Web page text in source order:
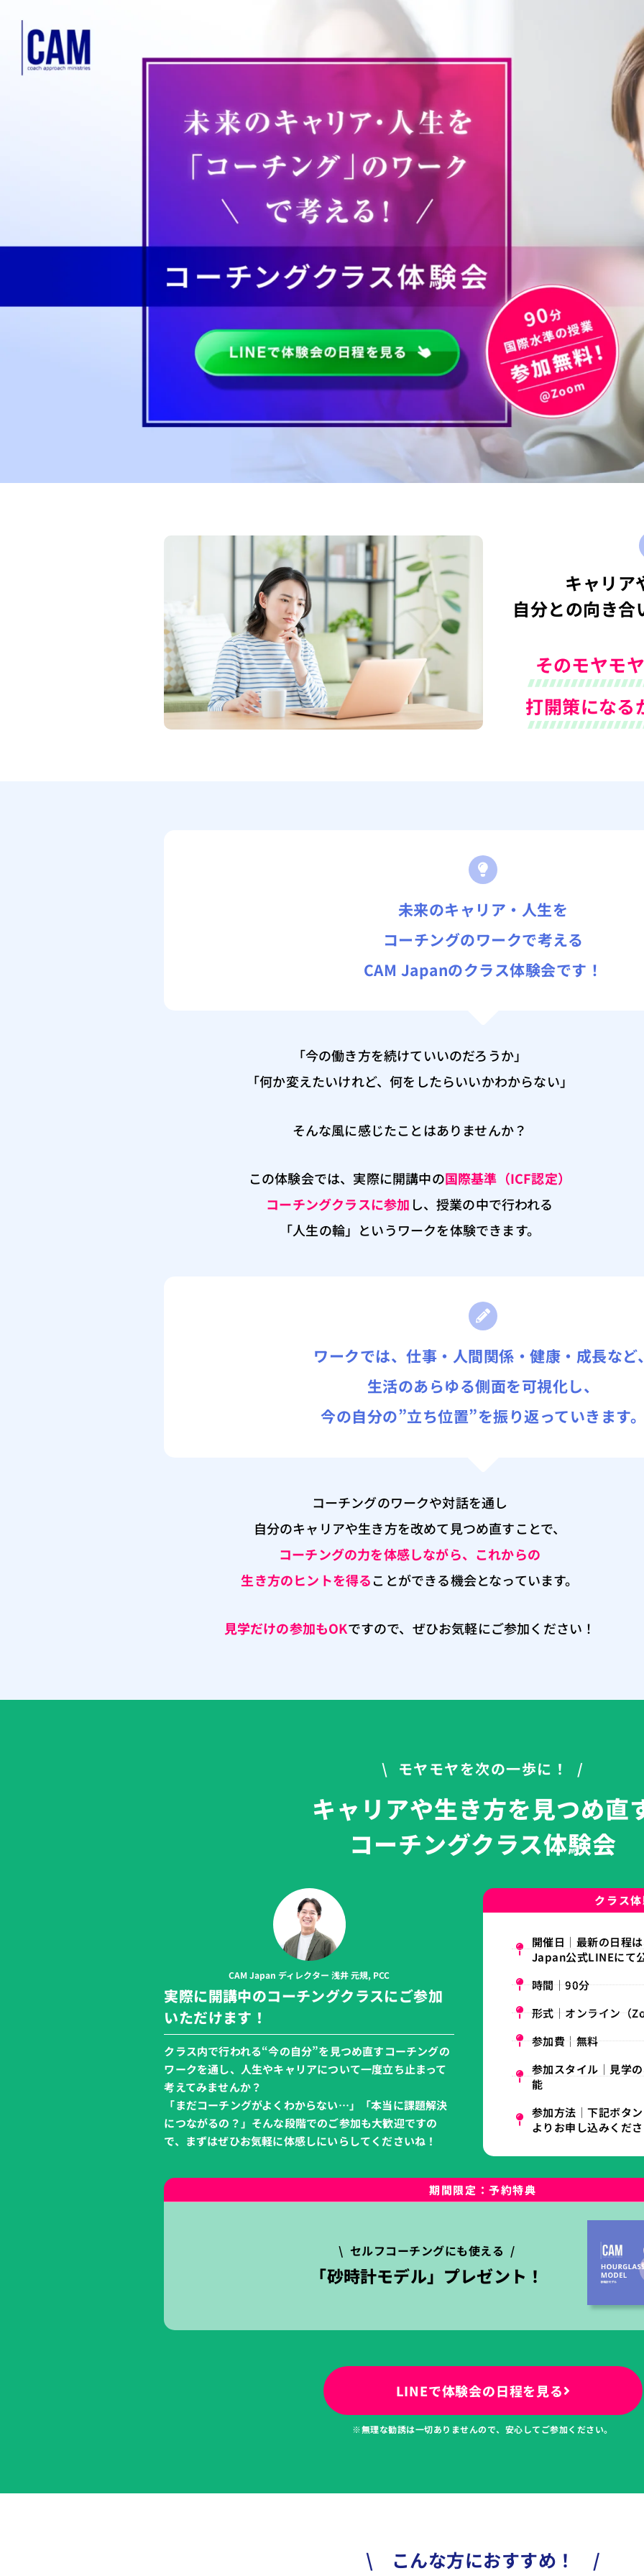
キャリア
自分との向き
そのモヤモ
打開策になる
未来のキャリア・人生を
コーチングのワークで考える
CAM Japanのクラス体験会です！
「今の働き方を続けていいのだろうか」
「何か変えたいけれど、何をしたらいいかわからない」
そんな風に感じたことはありませんか？
この体験会では、実際に開講中の国際基準（ICF認定）
コーチングクラスに参加 し、授業の中で行われる
「人生の輪」というワークを体験できます。
ワークでは、仕事・人間関係・健康・成長など
生活のあらゆる側面を可視化し、
今の自分の”立ち位置”を振り返っていきます
コーチングのワークや対話を通し
自分のキャリアや生き方を改めて見つめ直すことで、
コーチングの力を体感しながら、これからの
生き方のヒントを得ることができる機会となっています。
見学だけの参加もOKですので、ぜひお気軽にご参加ください！
\ モヤモヤを次の一歩に！ /
キャリアや生き方を見つめ直
コーチングクラス体験会
CAM Japan ディレクター 浅井 元規, PCC
実際に開講中のコーチングクラスにご参加
いただけます！
クラス内で行われる“今の自分”を見つめ直すコーチングの
ワークを通し、人生やキャリアについて一度立ち止まって
考えてみませんか？
「まだコーチングがよくわからない…」「本当に課題解決
につながるの？」そんな段階でのご参加も大歓迎ですの
で、まずはぜひお気軽に体感しにいらしてくださいね！
クラス
開催日│最新の日程
Japan公式LINEにて
時間│90分
形式│オンライン（
参加費│無料
参加スタイル│見学
能
参加方法│下記ボタ
よりお申し込みくだ
期間限定：予約特典
\ セルフコーチングにも使える /
「砂時計モデル」プレゼント！
LINEで体験会の日程を見る
※無理な勧誘は一切ありませんので、安心してご参加ください。
\ こんな方におすすめ！ /